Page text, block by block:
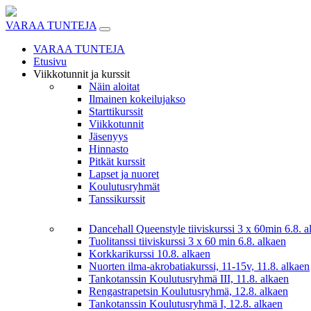
Skip
to
VARAA TUNTEJA
VARAA TUNTEJA
Etusivu
Viikkotunnit ja kurssit
Näin aloitat
Ilmainen kokeilujakso
Starttikurssit
Viikkotunnit
Jäsenyys
Hinnasto
Pitkät kurssit
Lapset ja nuoret
Koulutusryhmät
Tanssikurssit
Dancehall Queenstyle tiiviskurssi 3 x 60min 6.8.
Tuolitanssi tiiviskurssi 3 x 60 min 6.8. alkaen
Korkkarikurssi 10.8. alkaen
Nuorten ilma-akrobatiakurssi, 11-15v, 11.8. alkaen
Tankotanssin Koulutusryhmä III, 11.8. alkaen
Rengastrapetsin Koulutusryhmä, 12.8. alkaen
Tankotanssin Koulutusryhmä I, 12.8. alkaen